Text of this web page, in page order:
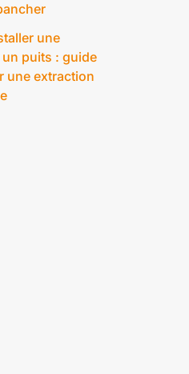
une
puits : guide
une extraction